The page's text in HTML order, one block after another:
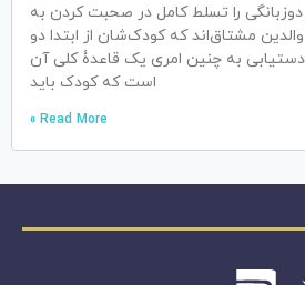
را تسلط کامل در صحبت کردن به
مشتاق‌اند که کودک‌شان از ابتدا دو
دستیابی به چنین امری یک قاعدۀ کلی آن
است که کودک باید
Read More »